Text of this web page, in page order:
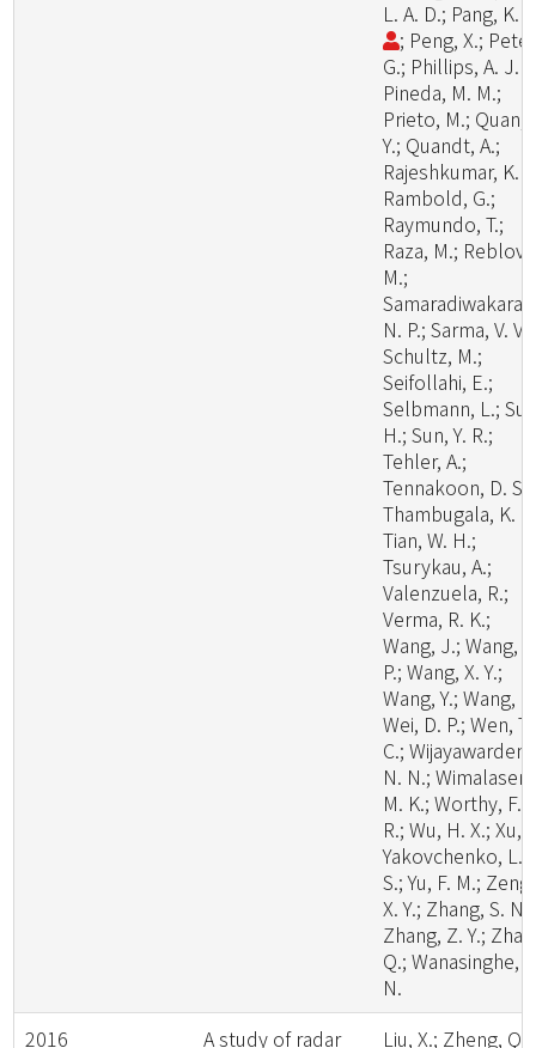
L. A. D.; Pang, K.
; Peng, X.;
G.; Phillips, A. J.
Pineda, M. M.;
Prieto, M.; Quan,
Y.; Quandt, A.;
Rajeshkumar, K.
Rambold, G.;
Raymundo, T.;
Raza, M.;
M.;
Samaradiwakara,
N. P.; Sarma, V. V.;
Schultz, M.;
Seifollahi, E.;
Selbmann, L.; Su,
H.; Sun, Y. R.;
Tehler, A.;
Tennakoon, D. S.;
Thambugala, K.
Tian, W. H.;
Tsurykau, A.;
Valenzuela, R.;
Verma, R. K.;
Wang, J.; Wang,
P.; Wang, X. Y.;
Wang, Y.; Wang,
Wei, D. P.; Wen, T.
C.;
N. N.;
M. K.; Worthy, F.
R.; Wu, H. X.; Xu,
Yakovchenko, L.
S.; Yu, F. M.; Zeng,
X. Y.; Zhang, S. N.;
Zhang, Z. Y.;
Q.; Wanasinghe,
N.
2016
A study of radar Liu, X.; Zheng, Q.